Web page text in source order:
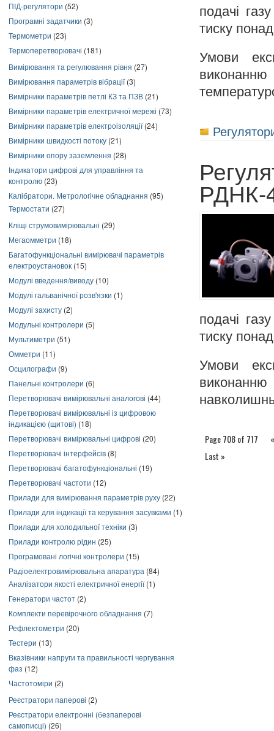
ПІД-регулятори (52)
Програмні задатчики (3)
Термометри (23)
Термоперетворювачі (181)
Вимірювання та регулювання рівня (27)
Вимірювання параметрів вібрації(3)
Вимірники параметрів петлі КЗ та ПЗВ (21)
Вимірники параметрів електричної мережі (73)
Вимірники параметрів електроізоляції(24)
Вимірники швидкості потоку (21)
Вимірники опору заземлення (28)
Індикатори цифрові для управління та
контролю (23)
Калібратори. Метрологічне обладнання (95)
Термостати (27)
Кліщі струмовимірювальні (29)
Мегаомметри (18)
Багатофункціональні вимірювачі параметрів
електроустановок (15)
Модулі введення/виводу (10)
Модулі гальванічної розв'язки (1)
Модулі захисту (2)
Модульні контролери (5)
Мультиметри (51)
Омметри (11)
Осцилографи (9)
Панельні контролери (6)
Перетворювачі вимірювальні аналогові (44)
Перетворювачі вимірювальні із цифровою
індикацією (щитові) (18)
Перетворювачі вимірювальні цифрові (20)
Перетворювачі інтерфейсів (8)
Перетворювачі багатофункціональні (19)
Перетворювачі частоти (12)
Прилади для вимірювання параметрів руху (22)
Прилади для індикації та керування засувками (1)
Прилади для холодильної техніки (3)
Прилади контролю рідин (25)
Програмовані логічні контролери (15)
Радіоелектровимірювальна апаратура (84)
Аналізатори якості електричної енергії(1)
Генератори частот (2)
Комплекти перевірочного обладнання (7)
Рефлектометри (20)
Тестери (13)
Вказівники напруги та правильності чергування
фаз (12)
Частотоміри (2)
Реєстратори паперові (2)
Реєстратори електронні (безпаперові
самописці) (26)
подачі
тиску
Умови
РДНК-
подачі
тиску
Умови
Page 708 of 717
Last »